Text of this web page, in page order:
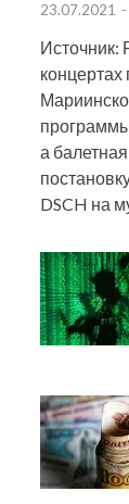
23.07.2021 -
Источник:
а
DSCH на